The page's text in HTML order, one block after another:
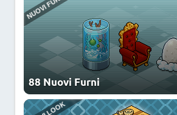
88 Nuovi Furni
NFT
CATALOGO